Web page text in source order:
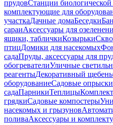
прудовСтанции биологической
комплектующие для
участкаДачные домаБеседки
сараиАксессуары для
ящики, табличкиКозырьки
птицДомики для насекомых
садаПруды, аксессуары для
обогревателиУличные
реагентыДекоративный щебень
оборудованиеСадовые
садаПарникиТеплицы
грядкиСадовые компостеры
насекомых и грызунов
поливаАксессуары и